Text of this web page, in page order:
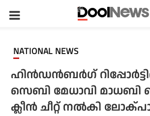
NATIONAL NEWS
ഹിന്‍ഡന്‍ബര്‍ഗ്
സെബി മേധാവി മാധബി
ക്ലീന്‍ ചീറ്റ് നല്‍കി